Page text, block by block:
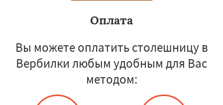
Оплата
Вы можете оплатить столешницу в
Вербилки любым удобным для Вас
методом: